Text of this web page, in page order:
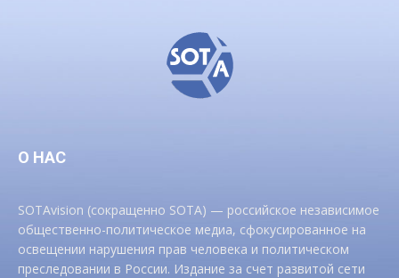
О НАС
SOTAvision (сокращенно SOTA) — российское независимое
общественно-политическое медиа, сфокусированное на
освещении нарушения прав человека и политическом
преследовании в России. Издание за счет развитой сети